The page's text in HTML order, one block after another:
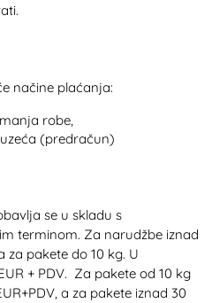
načine plaćanja:
robe,
(predračun)
se u skladu s
terminom. Za narudžbe iznad
za pakete do 10 kg. U
+ PDV. Za pakete od 10 kg
a za pakete iznad 30